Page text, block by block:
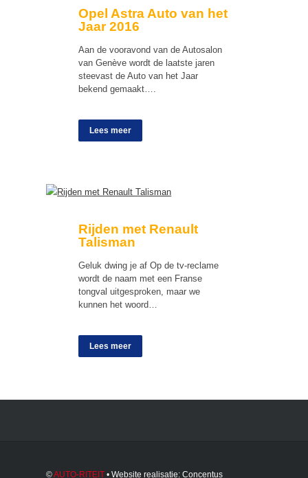
Opel Astra Auto van het
Jaar 2016
Aan de vooravond van de Autosalon
van Genève wordt de laatste jaren
steevast de Auto van het Jaar
bekend gemaakt….
Lees meer
Rijden met Renault
Talisman
Geluk dwing je af Op de tv-reclame
wordt de naam met een Franse
tongval uitgesproken, maar we
kunnen het woord…
Lees meer
©AUTO-RITEIT • Website realisatie:Concentus